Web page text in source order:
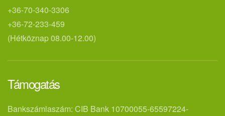
+36-70-340-3306
+36-72-233-459
(Hétköznap 08.00-12.00)
Támogatás
Bankszámlaszám: CIB Bank 10700055-65597224-